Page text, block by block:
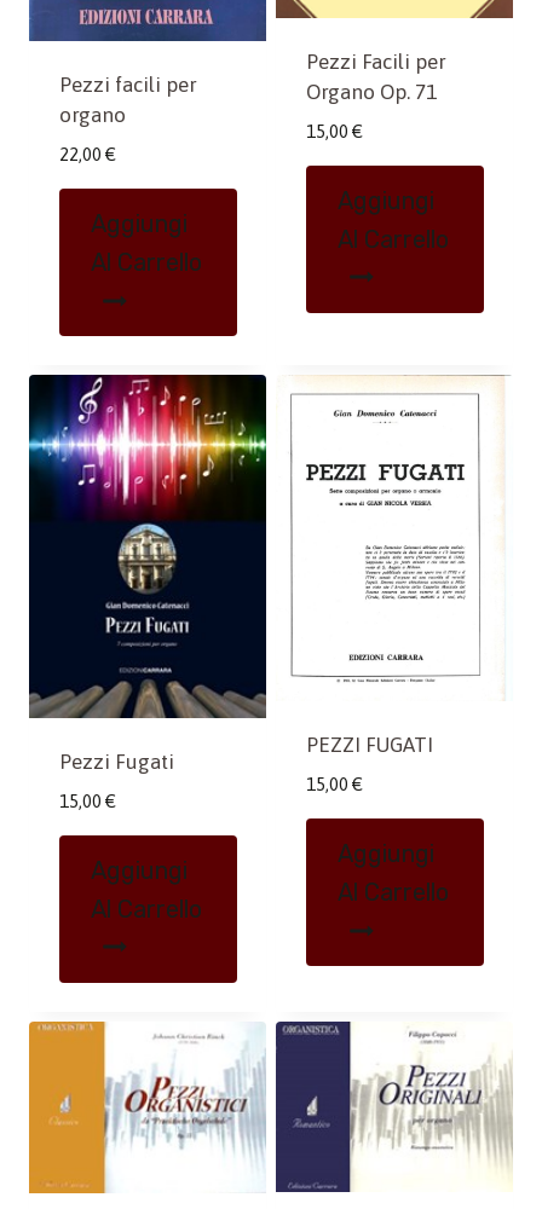
Pezzi facili per
organo
22,00 €
Aggiungi
Al Carrello
Pezzi Facili per
Organo Op. 71
15,00 €
Aggiungi
Al Carrello
Pezzi Fugati
15,00 €
Aggiungi
Al Carrello
PEZZI FUGATI
15,00 €
Aggiungi
Al Carrello